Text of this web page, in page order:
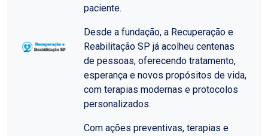
paciente.
Desde a fundação, a Recuperação e
Reabilitação SP já acolheu centenas
de pessoas, oferecendo tratamento,
esperança e novos propósitos de vida,
com terapias modernas e protocolos
personalizados.
Com ações preventivas, terapias e